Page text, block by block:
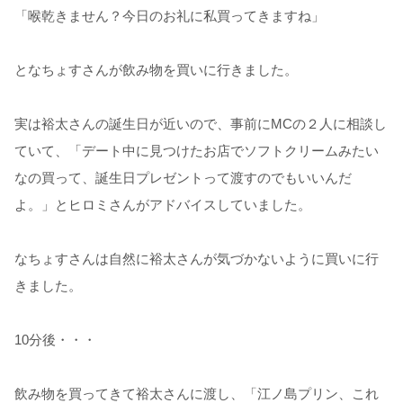
「喉乾きません？今日のお礼に私買ってきますね」
となちょすさんが飲み物を買いに行きました。
実は裕太さんの誕生日が近いので、事前にMCの２人に相談し
ていて、「デート中に見つけたお店でソフトクリームみたい
なの買って、誕生日プレゼントって渡すのでもいいんだ
よ。」とヒロミさんがアドバイスしていました。
なちょすさんは自然に裕太さんが気づかないように買いに行
きました。
10分後・・・
飲み物を買ってきて裕太さんに渡し、「江ノ島プリン、これ